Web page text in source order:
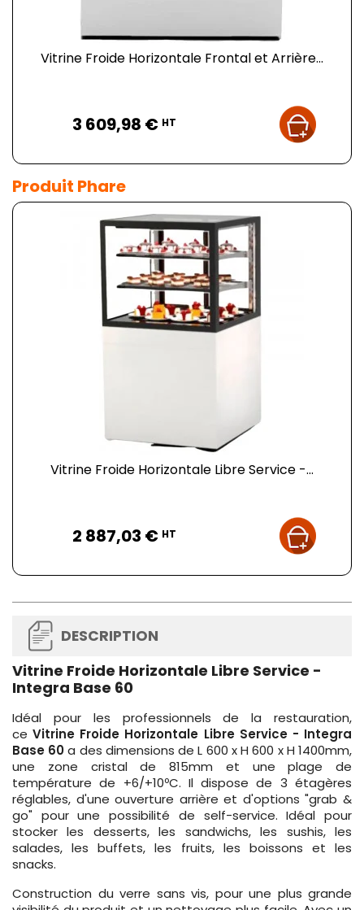
Vitrine Froide Horizontale Frontal et Arrière...
3 609,98 € HT
Produit Phare
Vitrine Froide Horizontale Libre Service -...
2 887,03 € HT
DESCRIPTION
Vitrine Froide Horizontale Libre Service -
Integra Base 60
Idéal pour les professionnels de la restauration,
ceVitrine Froide Horizontale Libre Service - Integra
Base 60a des dimensions de L 600 x H 600 x H 1400mm,
une zone cristal de 815mm et une plage de
température de +6/+10ºC. Il dispose de 3 étagères
réglables, d'une ouverture arrière et d'options "grab &
go" pour une possibilité de self-service. Idéal pour
stocker les desserts, les sandwichs, les sushis, les
salades, les buffets, les fruits, les boissons et les
snacks.
Construction du verre sans vis, pour une plus grande